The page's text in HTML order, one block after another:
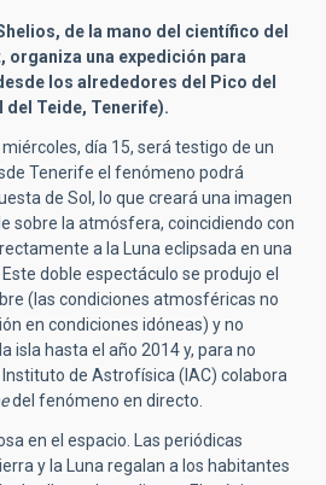
de la mano del científico del
organiza una expedición para
los alrededores del Pico del
del Teide, Tenerife).
día 15, será testigo de un
Tenerife el fenómeno podrá
de Sol, lo que creará una imagen
sobre la atmósfera, coincidiendo con
a la Luna eclipsada en una
doble espectáculo se produjo el
(las condiciones atmosféricas no
en condiciones idóneas) y no
isla hasta el año 2014 y, para no
de Astrofísica (IAC) colabora
del fenómeno en directo.
en el espacio. Las periódicas
y la Luna regalan a los habitantes